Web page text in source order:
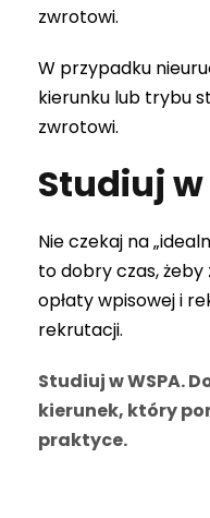
zwrotowi.
W przypadku
kierunku lub trybu
zwrotowi.
Studiuj w
Nie czekaj na
to dobry czas,
opłaty wpisowej i
rekrutacji.
Studiuj w WSPA.
kierunek, który
praktyce.